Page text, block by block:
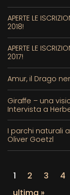
APERTE LE
2018!
APERTE LE
2017!
Amur, il Drago
Giraffe – una
Intervista a
I parchi naturali
Oliver Goetzl
1 2 3 4
ultima »